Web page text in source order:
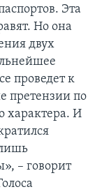
Эта
Но она
двух
проведет к
претензии по
характера. И
– говорит